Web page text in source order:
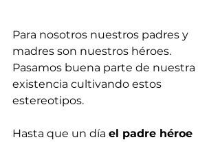
Para nosotros nuestros padres y
madres son nuestros héroes.
Pasamos buena parte de nuestra
existencia cultivando estos
estereotipos.
Hasta que un día el padre héroe